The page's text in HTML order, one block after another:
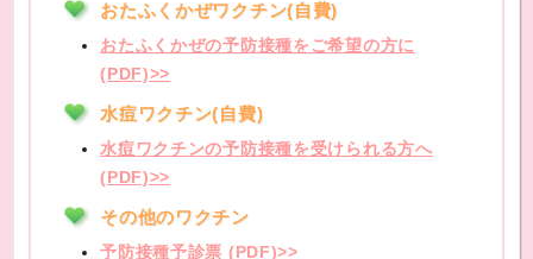
おたふくかぜワクチン(自費)
おたふくかぜの予防接種をご希望の方に
(PDF)>>
水痘ワクチン(自費)
水痘ワクチンの予防接種を受けられる方へ
(PDF)>>
その他のワクチン
予防接種予診票 (PDF)>>